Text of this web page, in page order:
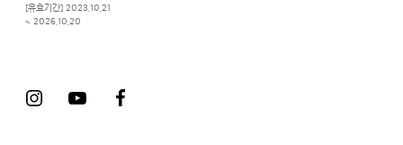
[유효기간] 2023.10.21
~ 2026.10.20